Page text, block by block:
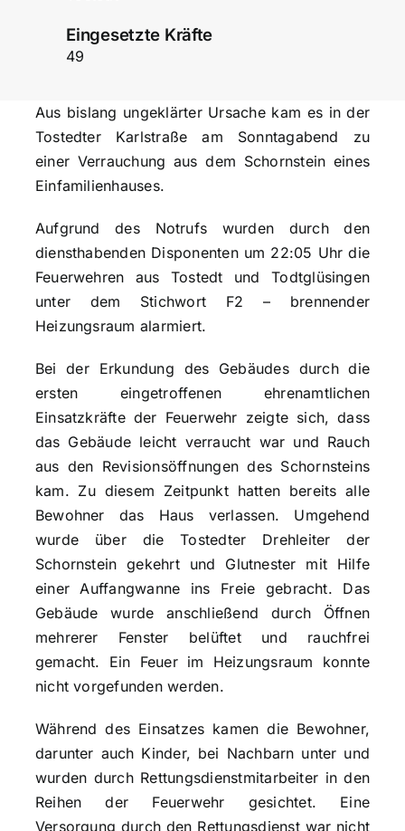
Eingesetzte Kräfte
49
Aus bislang ungeklärter Ursache kam es in der
Tostedter Karlstraße am Sonntagabend zu
einer Verrauchung aus dem Schornstein eines
Einfamilienhauses.
Aufgrund des Notrufs wurden durch den
diensthabenden Disponenten um 22:05 Uhr die
Feuerwehren aus Tostedt und Todtglüsingen
unter dem Stichwort F2 – brennender
Heizungsraum alarmiert.
Bei der Erkundung des Gebäudes durch die
ersten eingetroffenen ehrenamtlichen
Einsatzkräfte der Feuerwehr zeigte sich, dass
das Gebäude leicht verraucht war und Rauch
aus den Revisionsöffnungen des Schornsteins
kam. Zu diesem Zeitpunkt hatten bereits alle
Bewohner das Haus verlassen. Umgehend
wurde über die Tostedter Drehleiter der
Schornstein gekehrt und Glutnester mit Hilfe
einer Auffangwanne ins Freie gebracht. Das
Gebäude wurde anschließend durch Öffnen
mehrerer Fenster belüftet und rauchfrei
gemacht. Ein Feuer im Heizungsraum konnte
nicht vorgefunden werden.
Während des Einsatzes kamen die Bewohner,
darunter auch Kinder, bei Nachbarn unter und
wurden durch Rettungsdienstmitarbeiter in den
Reihen der Feuerwehr gesichtet. Eine
Versorgung durch den Rettungsdienst war nicht